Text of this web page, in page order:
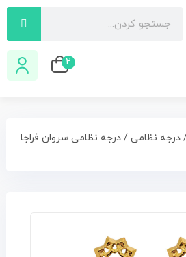
2
درجه نظامی/ درجه نظامی سروان فراجا